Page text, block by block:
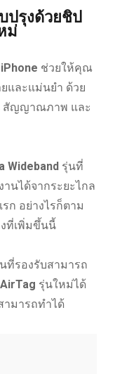
รุงด้วยชิป
ม่
iPhone ช่วยให้คุณ
และแม่นยำ ด้วย
สัญญาณภาพ และ
Widebandรุ่นที่
านได้จากระยะไกล
ก อย่างไรก็ตาม
ที่เพิ่มขึ้นนี้
ที่รองรับสามารถ
AirTag รุ่นใหม่ได้
ามารถทำได้